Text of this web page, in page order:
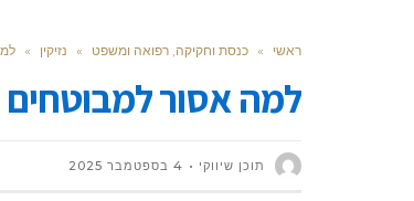
ראשי » כנסת וחקיקה, רפואה ומשפט » נזיקין »
למה אסור למבוטחים
תוכן שיווקי 4 בספטמבר 2025